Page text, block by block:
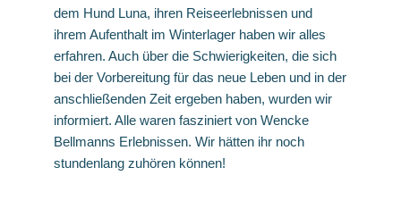
dem Hund Luna, ihren Reiseerlebnissen und
ihrem Aufenthalt im Winterlager haben wir alles
erfahren. Auch über die Schwierigkeiten, die sich
bei der Vorbereitung für das neue Leben und in der
anschließenden Zeit ergeben haben, wurden wir
informiert. Alle waren fasziniert von Wencke
Bellmanns Erlebnissen. Wir hätten ihr noch
stundenlang zuhören können!